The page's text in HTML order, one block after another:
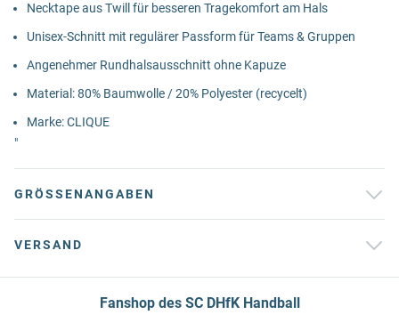
Necktape aus Twill für besseren Tragekomfort am Hals
Unisex-Schnitt mit regulärer Passform für Teams & Gruppen
Angenehmer Rundhalsausschnitt ohne Kapuze
Material: 80% Baumwolle / 20% Polyester (recycelt)
Marke: CLIQUE
"
GRÖSSENANGABEN
VERSAND
Fanshop des SC DHfK Handball